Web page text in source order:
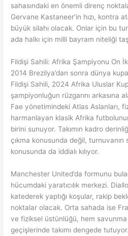
sahasındaki en önemli direnç
Gervane Kastaneer’in hızı, kontra
büyük silahı olacak. Onlar için bu
ada halkı için milli bayram niteliği
Fildişi Sahili: Afrika Şampiyonu On
2014 Brezilya’dan sonra dünya
Fildişi Sahili, 2024 Afrika Uluslar
şampiyonluğun rüzgarını arkasına
Fae yönetimindeki Atlas Aslanları,
harmanlayan klasik Afrika
birini sunuyor. Takımın kadro
çıkma konusunda değil, turnuvanın
konusunda da iddialı kılıyor.
Manchester United’da formunu
hücumdaki yaratıcılık merkezi.
katederek yaptığı koşular, rakip
noktalar olacak. Orta sahada ise
ve fiziksel üstünlüğü, hem
geçişlerinde takımı dengede